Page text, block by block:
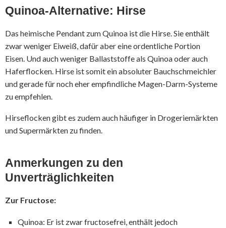
Quinoa-Alternative: Hirse
Das heimische Pendant zum Quinoa ist die Hirse. Sie enthält
zwar weniger Eiweiß, dafür aber eine ordentliche Portion
Eisen. Und auch weniger Ballaststoffe als Quinoa oder auch
Haferflocken. Hirse ist somit ein absoluter Bauchschmeichler
und gerade für noch eher empfindliche Magen-Darm-Systeme
zu empfehlen.
Hirseflocken gibt es zudem auch häufiger in Drogeriemärkten
und Supermärkten zu finden.
Anmerkungen zu den
Unverträglichkeiten
Zur Fructose:
Quinoa: Er ist zwar fructosefrei, enthält jedoch